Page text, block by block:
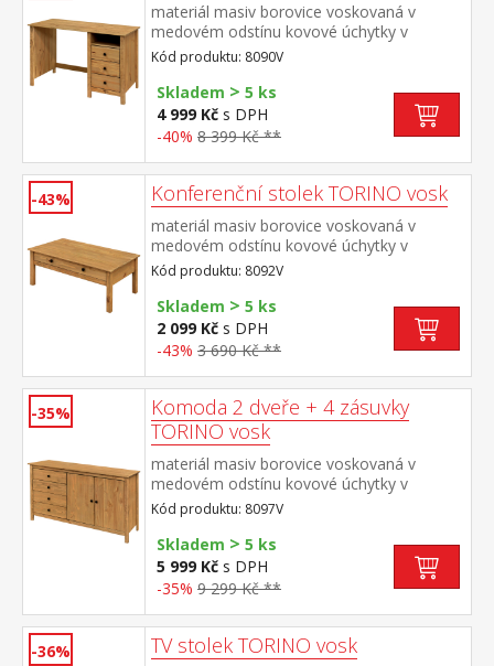
materiál masiv borovice voskovaná v
medovém odstínu kovové úchytky v
barevném provedení černěná mosaz 3
zásuvky s kovovými pojezdy, 1 police
Kód produktu: 8090V
Skladem > 5 ks
4 999 Kč s DPH
-40% 8 399 Kč **
-43% Konferenční stolek TORINO vosk
materiál masiv borovice voskovaná v
medovém odstínu kovové úchytky v
barevném provedení černěná mosaz široká
zásuvka s kovovými pojezdy
Kód produktu: 8092V
Skladem > 5 ks
2 099 Kč s DPH
-43% 3 690 Kč **
-35%
Komoda 2 dveře + 4 zásuvky
TORINO vosk
materiál masiv borovice voskovaná v
medovém odstínu kovové úchytky v
barevném provedení černěná mosaz 4
zásuvky s kovovými pojezdy, 2 plné dveře,
1 police
Kód produktu: 8097V
Skladem > 5 ks
5 999 Kč s DPH
-35% 9 299 Kč **
-36% TV stolek TORINO vosk